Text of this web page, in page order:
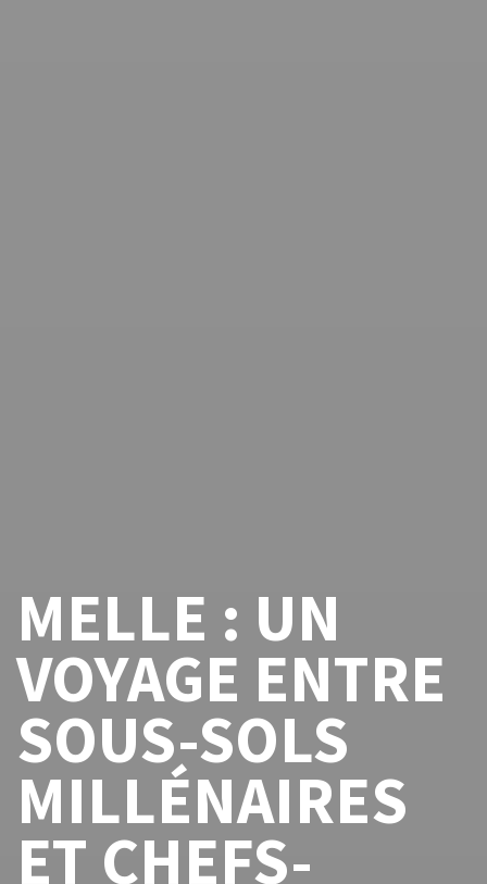
MELLE : UN
VOYAGE ENTRE
SOUS-SOLS
MILLÉNAIRES
ET CHEFS-